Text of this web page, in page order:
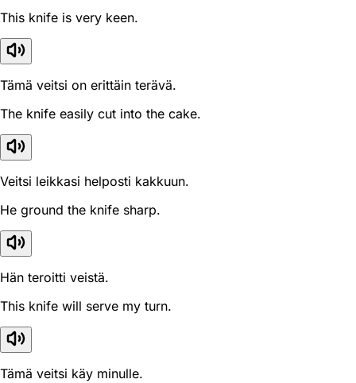
This knife is very keen.
Tämä veitsi on erittäin terävä.
The knife easily cut into the cake.
Veitsi leikkasi helposti kakkuun.
He ground the knife sharp.
Hän teroitti veistä.
This knife will serve my turn.
Tämä veitsi käy minulle.